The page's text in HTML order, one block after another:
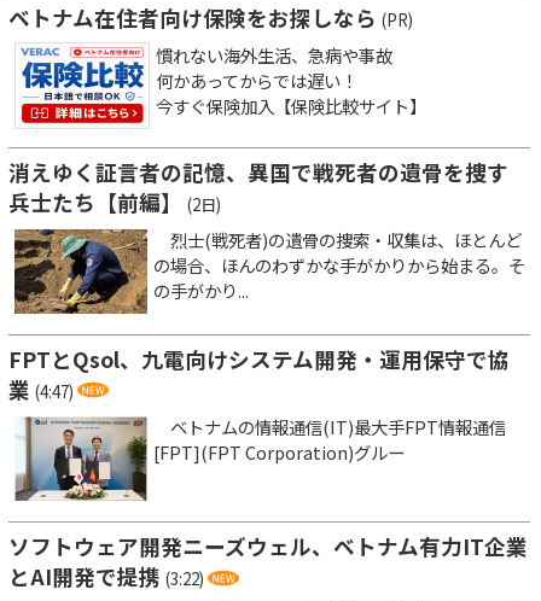
ベトナム在住者向け保険をお探しなら (PR)
慣れない海外生活、急病や事故
何かあってからでは遅い！
今すぐ保険加入【保険比較サイト】
消えゆく証言者の記憶、異国で戦死者の遺骨を捜す
兵士たち【前編】
(2日)
烈士(戦死者)の遺骨の捜索・収集は、ほとんど
の場合、ほんのわずかな手がかりから始まる。そ
の手がかり...
FPTとQsol、九電向けシステム開発・運用保守で協
業 (4:47)
ベトナムの情報通信(IT)最大手FPT情報通信
[FPT](FPT Corporation)グルー
ソフトウェア開発ニーズウェル、ベトナム有力IT企業
とAI開発で提携 (3:22)